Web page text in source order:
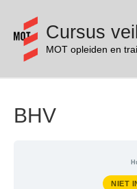
Cursus
MOT opleiden en
BHV
NIET